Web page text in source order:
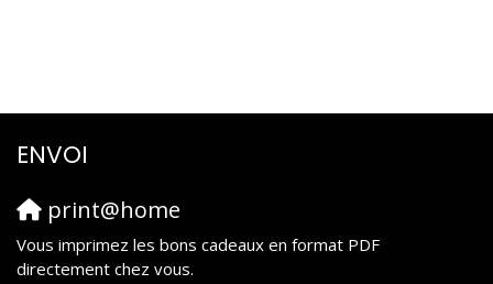
ENVOI
print@home
Vous imprimez les bons cadeaux en format PDF
directement chez vous.